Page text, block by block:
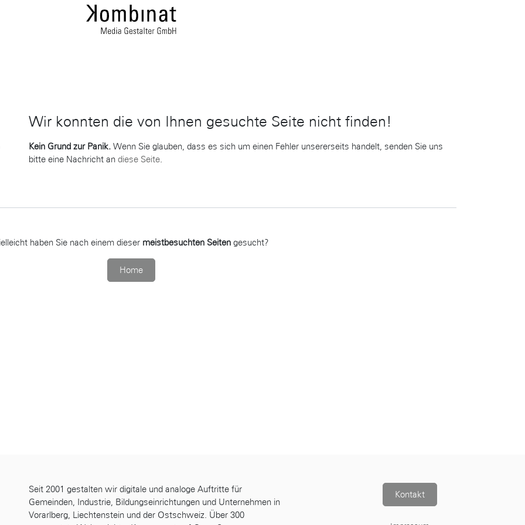
Fehler 404
Wir konnten die von Ihnen gesuchte Seite nicht finden!
Kein Grund zur Panik. Wenn Sie glauben, dass es sich um einen Fehler unsererseits handelt, senden Sie uns
bitte eine Nachricht an diese Seite
haben Sie nach einem dieser meistbesuchten Seiten gesucht?
Home
Seit 2001 gestalten wir digitale und analoge Auftritte für
Gemeinden, Industrie, Bildungseinrichtungen und Unternehmen in
Vorarlberg, Liechtenstein und der Ostschweiz. Über 300
Kontakt